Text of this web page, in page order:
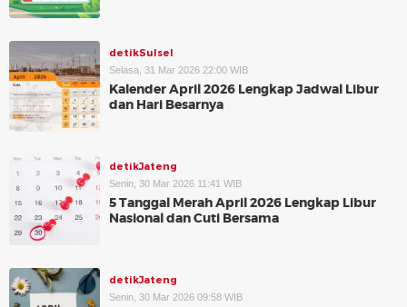
detikSulsel
Selasa, 31 Mar 2026 22:00 WIB
Kalender April 2026 Lengkap Jadwal Libur
dan Hari Besarnya
detikJateng
Senin, 30 Mar 2026 11:41 WIB
5 Tanggal Merah April 2026 Lengkap Libur
Nasional dan Cuti Bersama
detikJateng
Senin, 30 Mar 2026 09:58 WIB